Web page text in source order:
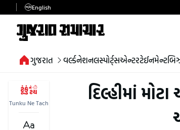
English
ગુજરાત વર્લ્ડનેશનલસ્પોર્ટ્સએન્ટરટેઈનમેન્ટ
Tunku Ne Tach
દિલ્હીમાં